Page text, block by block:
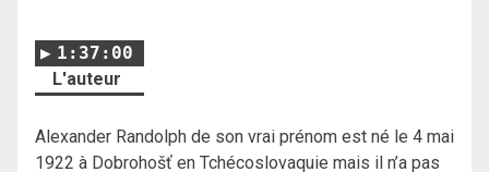
1:37:00
L'auteur
Alexander Randolph de son vrai prénom est né le 4 mai
1922 à Dobrohošť en Tchécoslovaquie mais il n’a pas